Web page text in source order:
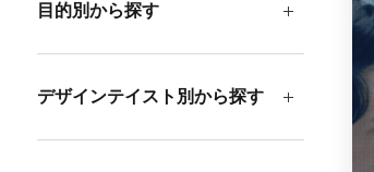
目的別から探す
デザインテイスト別から探す